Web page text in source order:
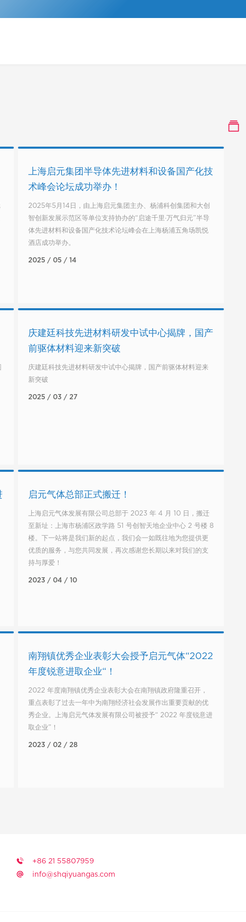
上海启元集团半导体先进材料和设备国产化技
术峰会论坛成功举办！
2025年5月14日，由上海启元集团主办、杨浦科创集团和大创
智创新发展示范区等单位支持协办的“启途千里·万气归元”半导
体先进材料和设备国产化技术论坛峰会在上海杨浦五角场凯悦
酒店成功举办。
2025 / 05 / 14
庆建廷科技先进材料研发中试中心揭牌，国产
前驱体材料迎来新突破
庆建廷科技先进材料研发中试中心揭牌，国产前驱体材料迎来
新突破
2025 / 03 / 27
启元气体总部正式搬迁！
上海启元气体发展有限公司总部于 2023 年 4 月 10 日，搬迁
至新址：上海市杨浦区政学路 51 号创智天地企业中心 2 号楼 8
楼。下一站将是我们新的起点，我们会一如既往地为您提供更
优质的服务，与您共同发展，再次感谢您长期以来对我们的支
持与厚爱！
2023 / 04 / 10
南翔镇优秀企业表彰大会授予启元气体“2022
年度锐意进取企业“！
2022 年度南翔镇优秀企业表彰大会在南翔镇政府隆重召开，
重点表彰了过去一年中为南翔经济社会发展作出重要贡献的优
秀企业。上海启元气体发展有限公司被授予“ 2022 年度锐意进
取企业”！
2023 / 02 / 28
+86 21 55807959
info@shqiyuangas.com